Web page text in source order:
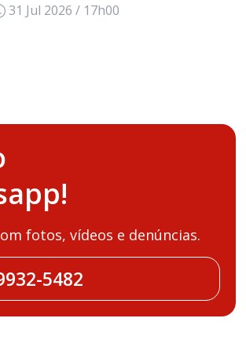
31 Jul 2026 / 17h00
fotos, vídeos e denúncias.
5482